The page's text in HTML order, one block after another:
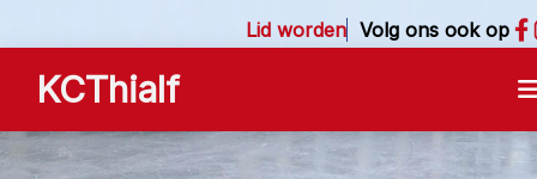
KCThialf
Lid worden Volg ons ook op